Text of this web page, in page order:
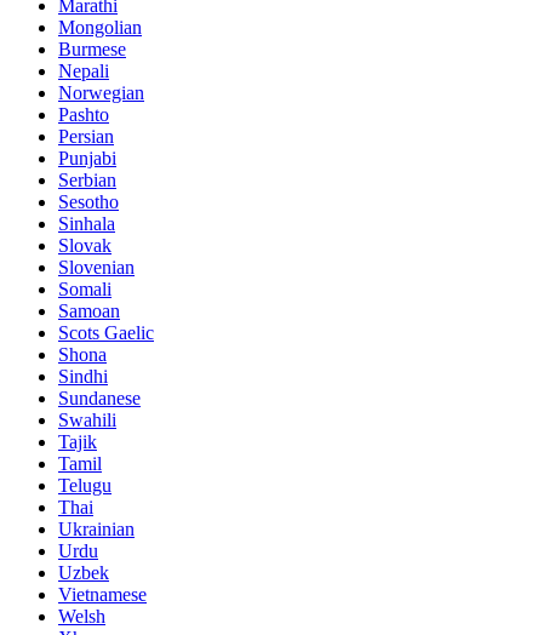
Marathi
Mongolian
Burmese
Nepali
Norwegian
Pashto
Persian
Punjabi
Serbian
Sesotho
Sinhala
Slovak
Slovenian
Somali
Samoan
Scots Gaelic
Shona
Sindhi
Sundanese
Swahili
Tajik
Tamil
Telugu
Thai
Ukrainian
Urdu
Uzbek
Vietnamese
Welsh